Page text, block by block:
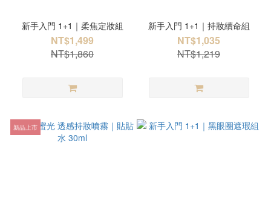
新手入門 1+1｜柔焦定妝組
NT$1,499
NT$1,860
新手入門 1+1｜持妝續命組
NT$1,035
NT$1,219
新品上市